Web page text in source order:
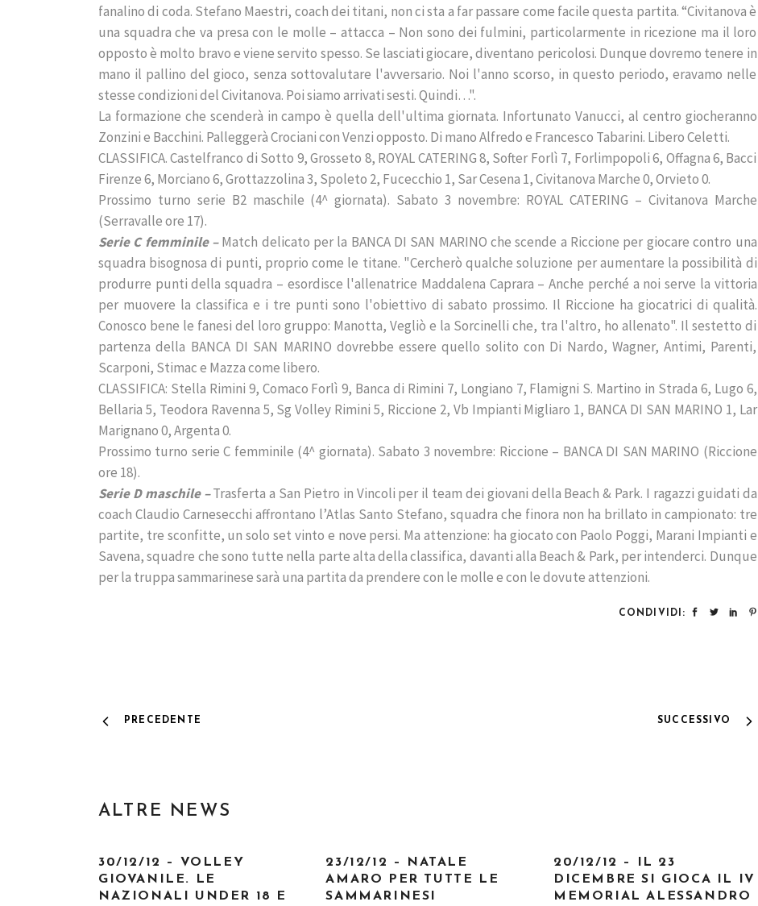
fanalino di coda. Stefano Maestri, coach dei titani, non ci sta a far passare come facile questa partita. “Civitanova è
una squadra che va presa con le molle – attacca – Non sono dei fulmini, particolarmente in ricezione ma il loro
opposto è molto bravo e viene servito spesso. Se lasciati giocare, diventano pericolosi. Dunque dovremo tenere in
mano il pallino del gioco, senza sottovalutare l'avversario. Noi l'anno scorso, in questo periodo, eravamo nelle
stesse condizioni del Civitanova. Poi siamo arrivati sesti. Quindi…".
La formazione che scenderà in campo è quella dell'ultima giornata. Infortunato Vanucci, al centro giocheranno
Zonzini e Bacchini. Palleggerà Crociani con Venzi opposto. Di mano Alfredo e Francesco Tabarini. Libero Celetti.
CLASSIFICA. Castelfranco di Sotto 9, Grosseto 8, ROYAL CATERING 8, Softer Forlì 7, Forlimpopoli 6, Offagna 6, Bacci
Firenze 6, Morciano 6, Grottazzolina 3, Spoleto 2, Fucecchio 1, Sar Cesena 1, Civitanova Marche 0, Orvieto 0.
Prossimo turno serie B2 maschile (4^ giornata). Sabato 3 novembre: ROYAL CATERING – Civitanova Marche
(Serravalle ore 17).
Serie C femminile –Match delicato per la BANCA DI SAN MARINO che scende a Riccione per giocare contro una
squadra bisognosa di punti, proprio come le titane. "Cercherò qualche soluzione per aumentare la possibilità di
produrre punti della squadra – esordisce l'allenatrice Maddalena Caprara – Anche perché a noi serve la vittoria
per muovere la classifica e i tre punti sono l'obiettivo di sabato prossimo. Il Riccione ha giocatrici di qualità.
Conosco bene le fanesi del loro gruppo: Manotta, Vegliò e la Sorcinelli che, tra l'altro, ho allenato". Il sestetto di
partenza della BANCA DI SAN MARINO dovrebbe essere quello solito con Di Nardo, Wagner, Antimi, Parenti,
Scarponi, Stimac e Mazza come libero.
CLASSIFICA: Stella Rimini 9, Comaco Forlì 9, Banca di Rimini 7, Longiano 7, Flamigni S. Martino in Strada 6, Lugo 6,
Bellaria 5, Teodora Ravenna 5, Sg Volley Rimini 5, Riccione 2, Vb Impianti Migliaro 1, BANCA DI SAN MARINO 1, Lar
Marignano 0, Argenta 0.
Prossimo turno serie C femminile (4^ giornata). Sabato 3 novembre: Riccione – BANCA DI SAN MARINO (Riccione
ore 18).
Serie D maschile –Trasferta a San Pietro in Vincoli per il team dei giovani della Beach & Park. I ragazzi guidati da
coach Claudio Carnesecchi affrontano l’Atlas Santo Stefano, squadra che finora non ha brillato in campionato: tre
partite, tre sconfitte, un solo set vinto e nove persi. Ma attenzione: ha giocato con Paolo Poggi, Marani Impianti e
Savena, squadre che sono tutte nella parte alta della classifica, davanti alla Beach & Park, per intenderci. Dunque
per la truppa sammarinese sarà una partita da prendere con le molle e con le dovute attenzioni.
CONDIVIDI:
PRECEDENTE SUCCESSIVO
ALTRE NEWS
30/12/12 – VOLLEY
GIOVANILE. LE
NAZIONALI UNDER 18 E
23/12/12 – NATALE
AMARO PER TUTTE LE
SAMMARINESI
20/12/12 – IL 23
DICEMBRE SI GIOCA IL IV
MEMORIAL ALESSANDRO